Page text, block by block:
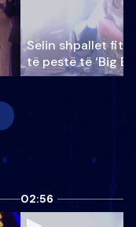
Selin shpallet
të pestë të ‘Big
02:56